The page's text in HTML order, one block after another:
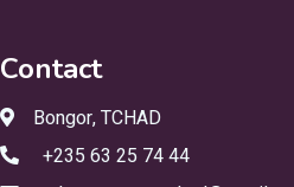
Contact
Bongor, TCHAD
+235 63 25 74 44